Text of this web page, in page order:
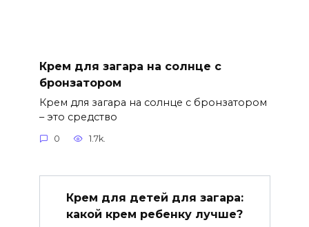
Крем для загара на солнце с
бронзатором
Крем для загара на солнце с бронзатором
– это средство
0 1.7k.
Крем для детей для загара:
какой крем ребенку лучше?